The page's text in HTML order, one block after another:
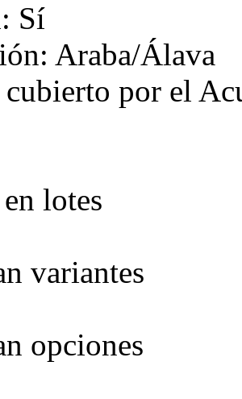
Sí
Araba/Álava
por el
lotes
variantes
opciones